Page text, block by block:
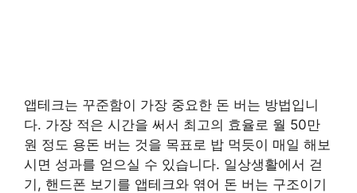
앱테크는 꾸준함이 가장 중요한 돈 버는 방법입니
다. 가장 적은 시간을 써서 최고의 효율로 월 50만
원 정도 용돈 버는 것을 목표로 밥 먹듯이 매일 해보
시면 성과를 얻으실 수 있습니다. 일상생활에서 걷
기, 핸드폰 보기를 앱테크와 엮어 돈 버는 구조이기